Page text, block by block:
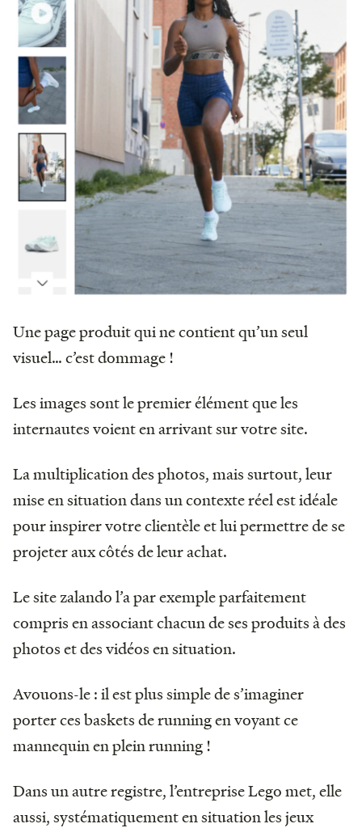
Une page produit qui ne contient qu’un seul
visuel… c’est dommage !
Les images sont le premier élément que les
internautes voient en arrivant sur votre site.
La multiplication des photos, mais surtout, leur
mise en situation dans un contexte réel est idéale
pour inspirer votre clientèle et lui permettre de se
projeter aux côtés de leur achat.
Le site zalando l’a par exemple parfaitement
compris en associant chacun de ses produits à des
photos et des vidéos en situation.
Avouons-le : il est plus simple de s’imaginer
porter ces baskets de running en voyant ce
mannequin en plein running !
Dans un autre registre, l’entreprise Lego met, elle
aussi, systématiquement en situation les jeux